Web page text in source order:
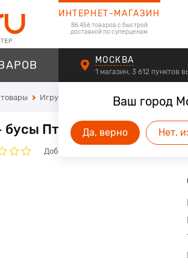
ИНТЕРНЕТ-МАГАЗИН
86 456 товаров с быстрой
доставкой по суперценам
Ваш город
Да, верно Нет,
МОСКВА
1 магазин, 3 612 пунктов
Игрушки Игрушки для малышей
бусы Птички
Добавьте свой отзыв. Он будет первым.